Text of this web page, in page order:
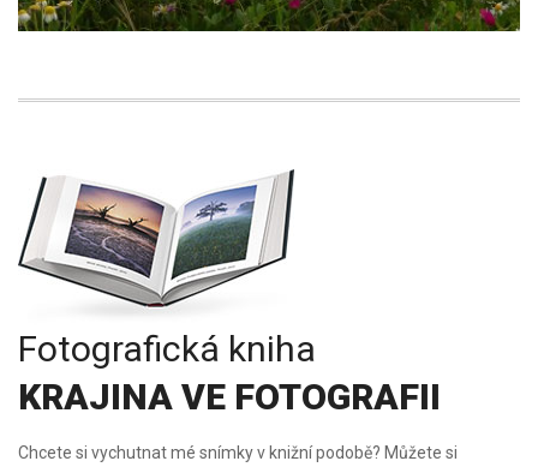
Fotografická kniha
KRAJINA VE FOTOGRAFII
Chcete si vychutnat mé snímky v knižní podobě? Můžete si